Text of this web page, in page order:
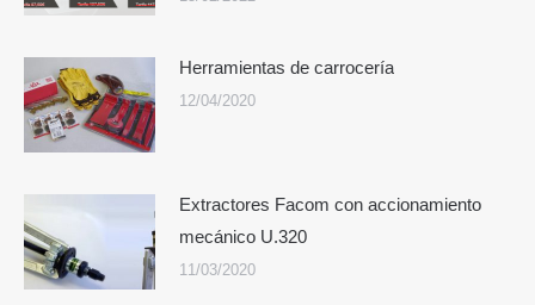
Herramientas de carrocería
12/04/2020
Extractores Facom con accionamiento
mecánico U.320
11/03/2020